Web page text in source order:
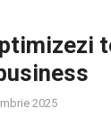
2025